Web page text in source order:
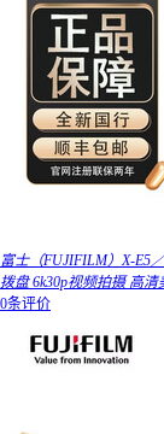
富士（FUJIFILM）X-E5
拨盘 6k30p视频拍摄 高
0条评价